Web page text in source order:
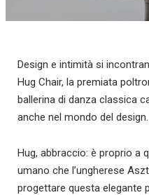
Design e intimità si
Hug Chair, la premiata
ballerina di danza classica
anche nel mondo del design.
Hug, abbraccio: è proprio a
umano che l’ungherese
progettare questa elegante